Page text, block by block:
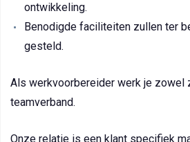
ontwikkeling.
Benodigde faciliteiten zullen ter
gesteld.
Als werkvoorbereider werk je zowel
teamverband.
Onze relatie is een klant specifiek